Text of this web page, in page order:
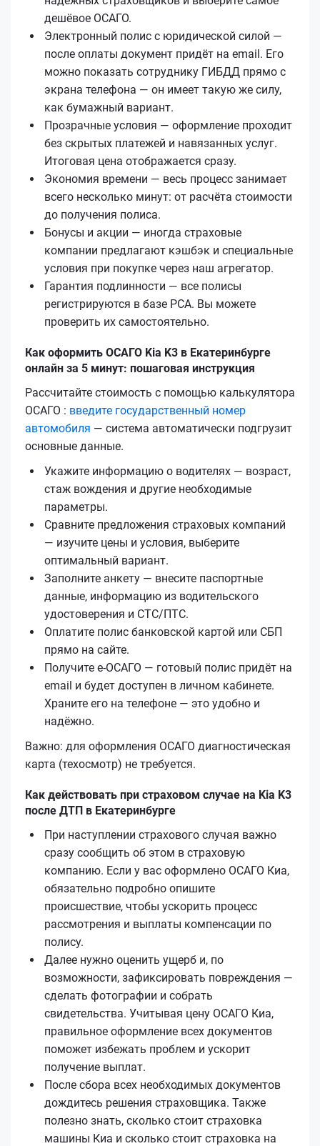
дешёвое ОСАГО.
Электронный полис с юридической силой —
после оплаты документ придёт на email. Его
можно показать сотруднику ГИБДД прямо с
экрана телефона — он имеет такую же силу,
как бумажный вариант.
Прозрачные условия — оформление проходит
без скрытых платежей и навязанных услуг.
Итоговая цена отображается сразу.
Экономия времени — весь процесс занимает
всего несколько минут: от расчёта стоимости
до получения полиса.
Бонусы и акции — иногда страховые
компании предлагают кэшбэк и специальные
условия при покупке через наш агрегатор.
Гарантия подлинности — все полисы
регистрируются в базе РСА. Вы можете
проверить их самостоятельно.
Как оформить ОСАГО Kia K3 в Екатеринбурге
онлайн за 5 минут: пошаговая инструкция
Рассчитайте стоимость с помощью калькулятора
ОСАГО : введите государственный номер
автомобиля — система автоматически подгрузит
основные данные.
Укажите информацию о водителях — возраст,
стаж вождения и другие необходимые
параметры.
Сравните предложения страховых компаний
— изучите цены и условия, выберите
оптимальный вариант.
Заполните анкету — внесите паспортные
данные, информацию из водительского
удостоверения и СТС/ПТС.
Оплатите полис банковской картой или СБП
прямо на сайте.
Получите е‑ОСАГО — готовый полис придёт на
email и будет доступен в личном кабинете.
Храните его на телефоне — это удобно и
надёжно.
Важно: для оформления ОСАГО диагностическая
карта (техосмотр) не требуется.
Как действовать при страховом случае на Kia K3
после ДТП в Екатеринбурге
При наступлении страхового случая важно
сразу сообщить об этом в страховую
компанию. Если у вас оформлено ОСАГО Киа,
обязательно подробно опишите
происшествие, чтобы ускорить процесс
рассмотрения и выплаты компенсации по
полису.
Далее нужно оценить ущерб и, по
возможности, зафиксировать повреждения —
сделать фотографии и собрать
свидетельства. Учитывая цену ОСАГО Киа,
правильное оформление всех документов
поможет избежать проблем и ускорит
получение выплат.
После сбора всех необходимых документов
дождитесь решения страховщика. Также
полезно знать, сколько стоит страховка
машины Киа и сколько стоит страховка на